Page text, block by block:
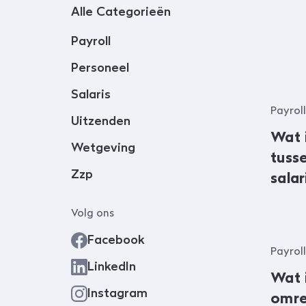
Alle Categorieën
Payroll
Personeel
Salaris
Uitzenden
Wetgeving
Zzp
Volg ons
Facebook
LinkedIn
Instagram
Wat
Payroll
Wat